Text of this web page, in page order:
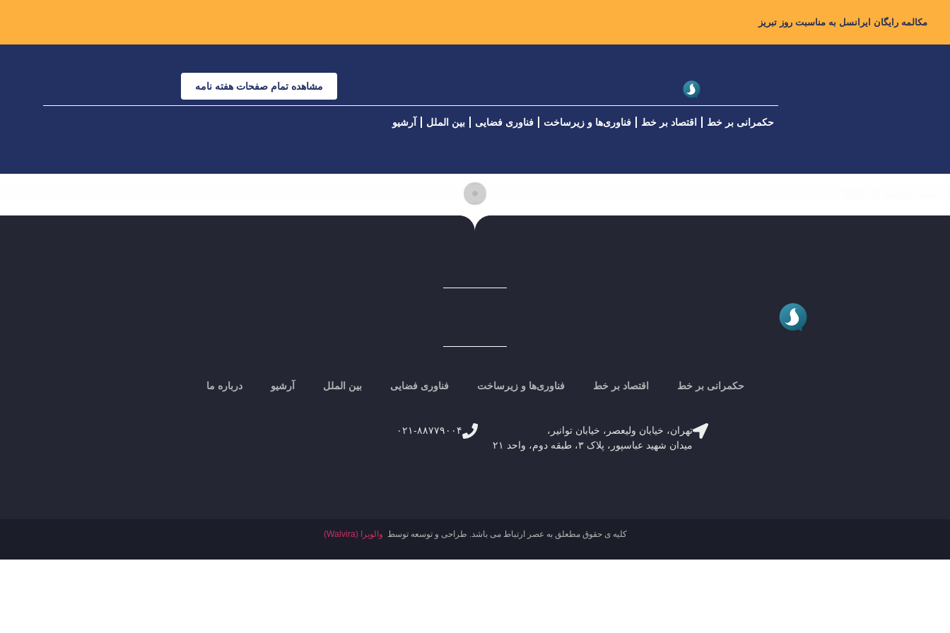
مکالمه رایگان ایرانسل به مناسبت روز تبریز
مشاهده تمام صفحات هفته نامه
حکمرانی بر خط اقتصاد بر خط فناوری‌ها و زیرساخت فناوری فضایی بین الملل آرشیو
حکمرانی بر خط اقتصاد بر خط فناوری‌ها و زیرساخت فناوری فضایی بین الملل آرشیو درباره ما
تهران، خیابان ولیعصر، خیابان توانیر،
میدان شهید عباسپور، پلاک ۳، طبقه دوم، واحد ۲۱
۰۲۱-۸۸۷۷۹۰۰۴
کلیه ی حقوق مطعلق به عصر ارتباط می باشد. طراحی و توسعه توسط والویرا (Walvira)